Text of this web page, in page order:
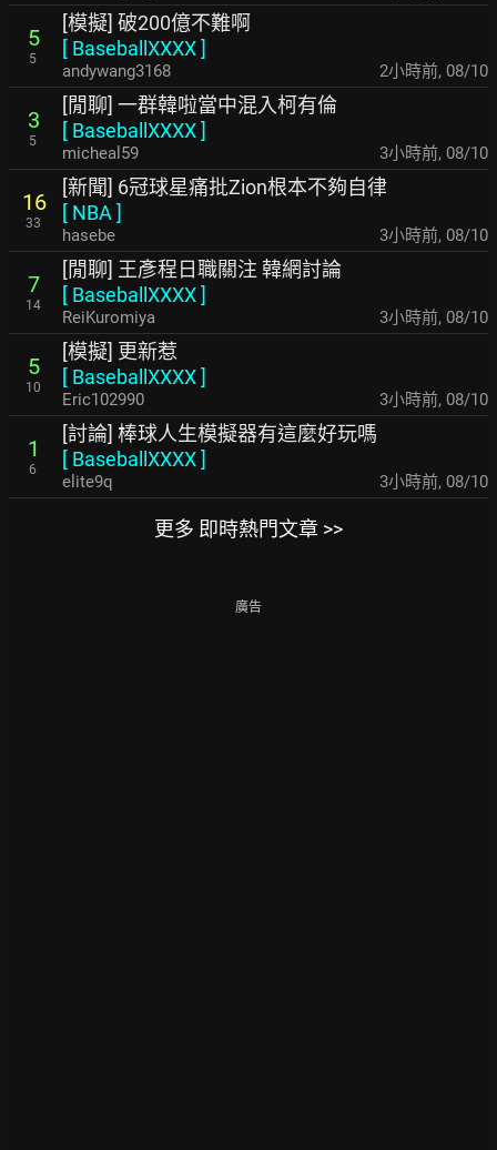
5
5
[模擬] 破200億不難啊
[ BaseballXXXX]
andywang3168 2小時前, 08/10
3
5
[閒聊] 一群韓啦當中混入柯有倫
[ BaseballXXXX]
micheal59 3小時前, 08/10
16
33
[新聞] 6冠球星痛批Zion根本不夠自律
[ NBA ]
hasebe 3小時前, 08/10
7
14
[閒聊] 王彥程日職關注 韓網討論
[ BaseballXXXX]
ReiKuromiya 3小時前, 08/10
5
10
[模擬] 更新惹
[ BaseballXXXX]
Eric102990 3小時前, 08/10
1
6
[討論] 棒球人生模擬器有這麼好玩嗎
[ BaseballXXXX]
elite9q 3小時前, 08/10
更多 即時熱門文章 >>
廣告